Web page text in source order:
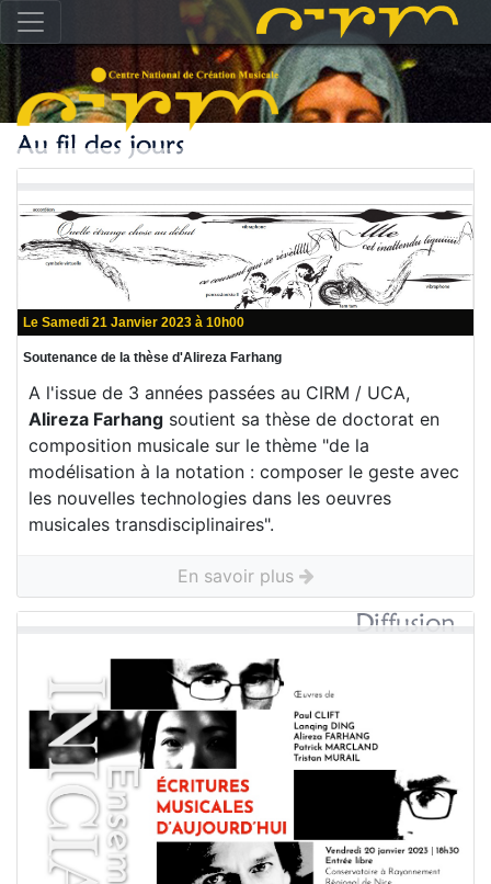
Le Samedi 21 Janvier 2023 à 10h00
Soutenance de la thèse d'Alireza Farhang
A l'issue de 3 années passées au CIRM / UCA,
Alireza Farhang soutient sa thèse de doctorat en
composition musicale sur le thème "de la
modélisation à la notation : composer le geste avec
les nouvelles technologies dans les oeuvres
musicales transdisciplinaires".
En savoir plus